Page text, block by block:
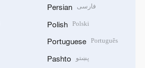
Persian فارسی
Polish Polski
Portuguese Português
Pashto پښتو